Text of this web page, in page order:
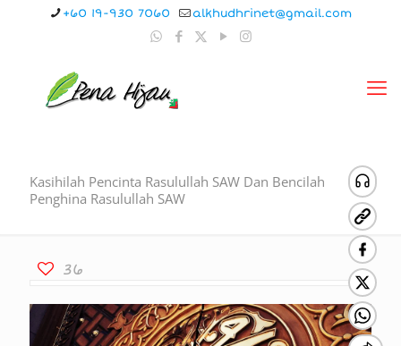
+60 19-930 7060 alkhudhrinet@gmail.com
Kasihilah Pencinta Rasulullah SAW Dan Bencilah
Penghina Rasulullah SAW
36